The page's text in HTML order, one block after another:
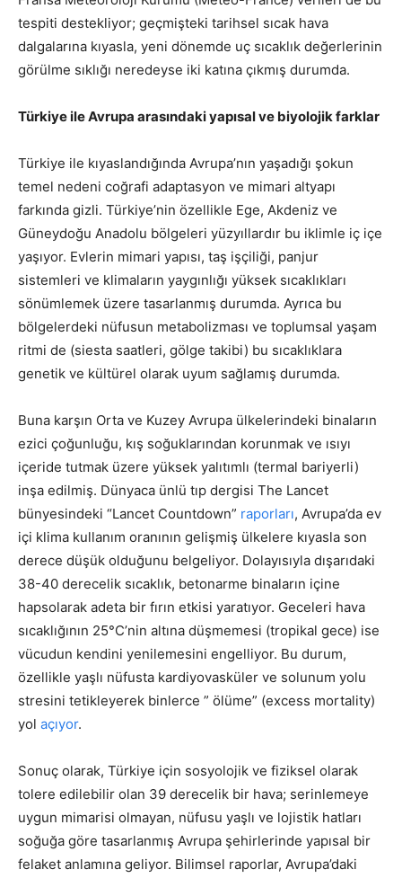
tespiti destekliyor; geçmişteki tarihsel sıcak hava
dalgalarına kıyasla, yeni dönemde uç sıcaklık değerlerinin
görülme sıklığı neredeyse iki katına çıkmış durumda.
Türkiye ile Avrupa arasındaki yapısal ve biyolojik farklar
Türkiye ile kıyaslandığında Avrupa’nın yaşadığı şokun
temel nedeni coğrafi adaptasyon ve mimari altyapı
farkında gizli. Türkiye’nin özellikle Ege, Akdeniz ve
Güneydoğu Anadolu bölgeleri yüzyıllardır bu iklimle iç içe
yaşıyor. Evlerin mimari yapısı, taş işçiliği, panjur
sistemleri ve klimaların yaygınlığı yüksek sıcaklıkları
sönümlemek üzere tasarlanmış durumda. Ayrıca bu
bölgelerdeki nüfusun metabolizması ve toplumsal yaşam
ritmi de (siesta saatleri, gölge takibi) bu sıcaklıklara
genetik ve kültürel olarak uyum sağlamış durumda.
Buna karşın Orta ve Kuzey Avrupa ülkelerindeki binaların
ezici çoğunluğu, kış soğuklarından korunmak ve ısıyı
içeride tutmak üzere yüksek yalıtımlı (termal bariyerli)
inşa edilmiş. Dünyaca ünlü tıp dergisi The Lancet
bünyesindeki “Lancet Countdown” raporları, Avrupa’da ev
içi klima kullanım oranının gelişmiş ülkelere kıyasla son
derece düşük olduğunu belgeliyor. Dolayısıyla dışarıdaki
38-40 derecelik sıcaklık, betonarme binaların içine
hapsolarak adeta bir fırın etkisi yaratıyor. Geceleri hava
sıcaklığının 25°C’nin altına düşmemesi (tropikal gece) ise
vücudun kendini yenilemesini engelliyor. Bu durum,
özellikle yaşlı nüfusta kardiyovasküler ve solunum yolu
stresini tetikleyerek binlerce ” ölüme” (excess mortality)
yol açıyor.
Sonuç olarak, Türkiye için sosyolojik ve fiziksel olarak
tolere edilebilir olan 39 derecelik bir hava; serinlemeye
uygun mimarisi olmayan, nüfusu yaşlı ve lojistik hatları
soğuğa göre tasarlanmış Avrupa şehirlerinde yapısal bir
felaket anlamına geliyor. Bilimsel raporlar, Avrupa’daki